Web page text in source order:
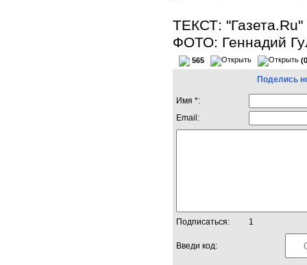
ТЕКСТ: "Газета.Ru"
ФОТО: Геннадий
565
Поделись
Имя *:
Email:
Подписаться: 1
Введи код: